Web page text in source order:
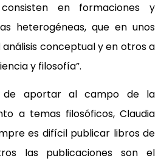
en formaciones y
heterogéneas, que en unos
conceptual y en otros a
y filosofía”.
de aportar al campo de la
a temas filosóficos, Claudia
es difícil publicar libros de
las publicaciones son el